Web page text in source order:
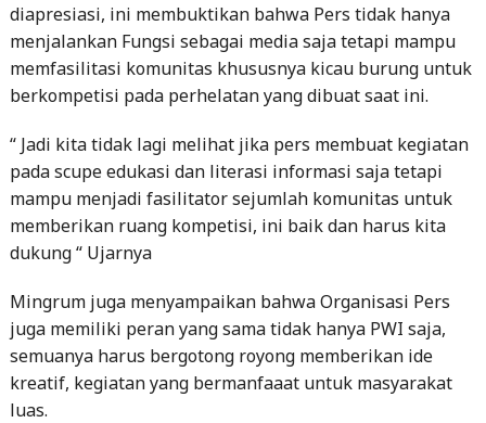
diapresiasi, ini membuktikan bahwa Pers tidak hanya
menjalankan Fungsi sebagai media saja tetapi mampu
memfasilitasi komunitas khususnya kicau burung untuk
berkompetisi pada perhelatan yang dibuat saat ini.
“ Jadi kita tidak lagi melihat jika pers membuat kegiatan
pada scupe edukasi dan literasi informasi saja tetapi
mampu menjadi fasilitator sejumlah komunitas untuk
memberikan ruang kompetisi, ini baik dan harus kita
dukung “ Ujarnya
Mingrum juga menyampaikan bahwa Organisasi Pers
juga memiliki peran yang sama tidak hanya PWI saja,
semuanya harus bergotong royong memberikan ide
kreatif, kegiatan yang bermanfaaat untuk masyarakat
luas.